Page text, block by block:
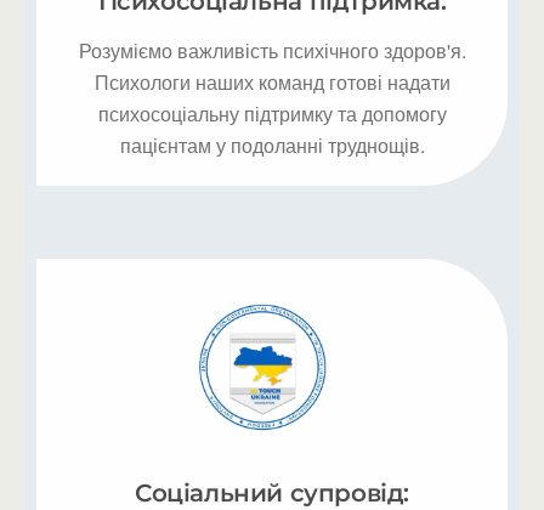
Розуміємо важливість психічного здоров'я.
Психологи наших команд готові надати
психосоціальну підтримку та допомогу
пацієнтам у подоланні труднощів.
Соціальний супровід: